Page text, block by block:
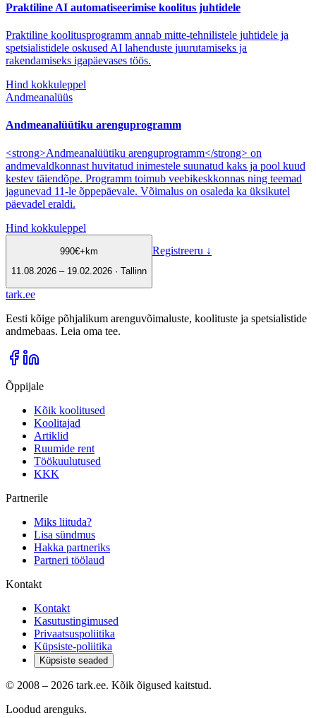
Praktiline AI automatiseerimise koolitus juhtidele
Praktiline koolitusprogramm annab mitte-tehnilistele juhtidele ja
spetsialistidele oskused AI lahenduste juurutamiseks ja
rakendamiseks igapäevases töös.
Hind kokkuleppel
Andmeanalüüs
Andmeanalüütiku arenguprogramm
<strong>Andmeanalüütiku arenguprogramm</strong> on
andmevaldkonnast huvitatud inimestele suunatud kaks ja pool kuud
kestev täiendõpe. Programm toimub veebikeskkonnas ning teemad
jagunevad 11-le õppepäevale. Võimalus on osaleda ka üksikutel
päevadel eraldi.
Hind kokkuleppel
990€+km
11.08.2026 – 19.02.2026 · Tallinn
Registreeru ↓
tark.ee
Eesti kõige põhjalikum arenguvõimaluste, koolituste ja spetsialistide
andmebaas. Leia oma tee.
Õppijale
Kõik koolitused
Koolitajad
Artiklid
Ruumide rent
Töökuulutused
KKK
Partnerile
Miks liituda?
Lisa sündmus
Hakka partneriks
Partneri töölaud
Kontakt
Kontakt
Kasutustingimused
Privaatsuspoliitika
Küpsiste-poliitika
Küpsiste seaded
© 2008 – 2026 tark.ee. Kõik õigused kaitstud.
Loodud arenguks.